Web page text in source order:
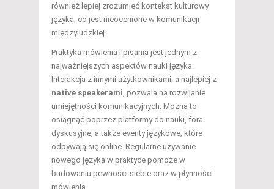
również lepiej zrozumieć kontekst kulturowy
języka, co jest nieocenione w komunikacji
międzyludzkiej.
Praktyka mówienia i pisania jest jednym z
najważniejszych aspektów nauki języka.
Interakcja z innymi użytkownikami, a najlepiej z
native speakerami , pozwala na rozwijanie
umiejętności komunikacyjnych. Można to
osiągnąć poprzez platformy do nauki, fora
dyskusyjne, a także eventy językowe, które
odbywają się online. Regularne używanie
nowego języka w praktyce pomoże w
budowaniu pewności siebie oraz w płynności
mówienia.